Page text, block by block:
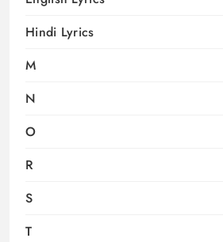
Hindi Lyrics
M
N
O
R
S
T